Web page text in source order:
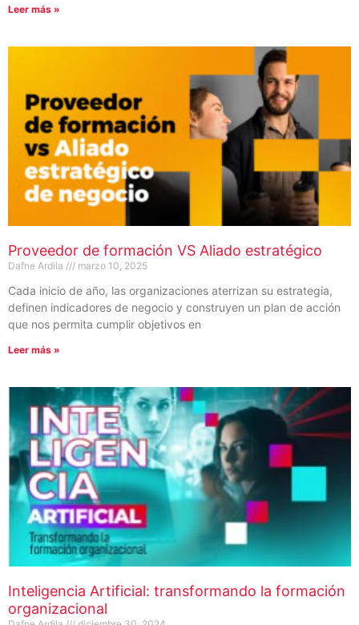
Leer más »
Proveedor de formación VS Aliado estratégico
Dafne Ardila marzo 10, 2025
Cada inicio de año, las organizaciones aterrizan su estrategia,
definen indicadores de negocio y construyen un plan de acción
que nos permita cumplir objetivos en
Leer más »
Inteligencia Artificial: transformando la formación
organizacional